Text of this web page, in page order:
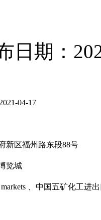
日期：
04-17
新区福州路东段88号
览城
、中国五矿化工进